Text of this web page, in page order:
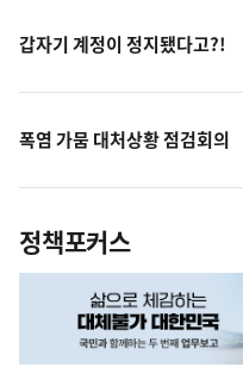
갑자기 계정이 정지됐다고?!
폭염 가뭄 대처상황 점검회의
정책포커스